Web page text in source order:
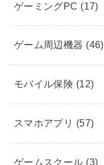
ゲーミングPC (17)
ゲーム周辺機器 (46)
モバイル保険 (12)
スマホアプリ (57)
ゲームスクール (3)